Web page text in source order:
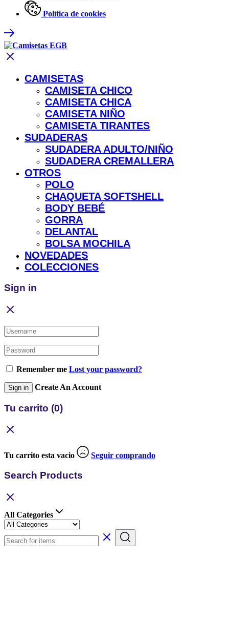
Política de cookies
CAMISETAS
CAMISETA CHICO
CAMISETA CHICA
CAMISETA NIÑO
CAMISETA TIRANTES
SUDADERAS
SUDADERA ADULTO/NIÑO
SUDADERA CREMALLERA
OTROS
POLO
CHAQUETA SOFTSHELL
BODY BEBÉ
GORRA
DELANTAL
BOLSA MOCHILA
NOVEDADES
COLECCIONES
Sign in
Remember me Lost your password?
Sign in Create An Account
Tu carrito (0)
Tu carrito esta vacio Seguir comprando
Search Products
All Categories